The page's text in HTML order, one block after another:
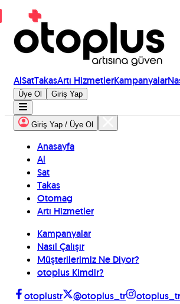
AlSatTakasArtı HizmetlerKampanyalar
Üye Ol Giriş Yap
Giriş Yap / Üye Ol
Anasayfa
Al
Sat
Takas
Otomag
Artı Hizmetler
Kampanyalar
Nasıl Çalışır
Müşterilerimiz Ne Diyor?
otoplus Kimdir?
otoplustr
@otoplus_tr
otoplus_tr